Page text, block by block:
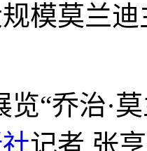
模莫兰
览“乔治·
记者 张